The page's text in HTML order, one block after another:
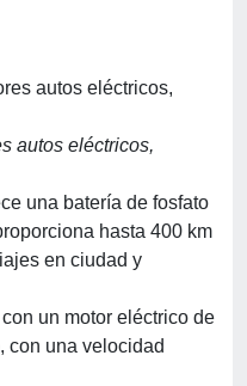
autos eléctricos,
una batería de fosfato
hasta 400 km
en ciudad y
un motor eléctrico de
con una velocidad